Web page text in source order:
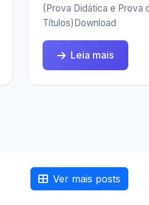
(Prova Didática e Prova
Títulos)Download
Leia mais
Ver mais posts